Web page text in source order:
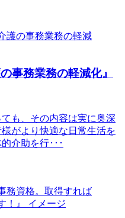
事務業務の軽減化』
も、その内容は実に奥深
がより快適な日常生活を
介助を行･･･